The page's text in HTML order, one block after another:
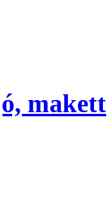
makett